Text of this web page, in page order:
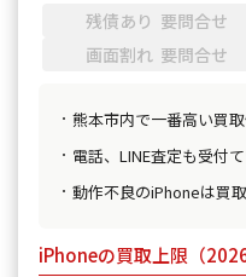
残債あり 要問合せ
画面割れ 要問合せ
熊本市内で一番高い買
電話、LINE査定も受付
動作不良のiPhoneは買
iPhoneの買取上限（